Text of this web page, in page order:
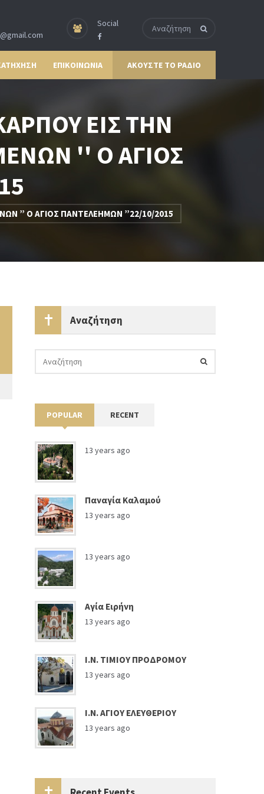
Social
ΕΠΙΚΟΙΝΩΝΙΑ ΑΚΟΥΣΤΕ ΤΟ ΡΑΔΙΟ
ΕΙΣ ΤΗΝ
'' Ο ΑΓΙΟΣ
” Ο ΑΓΙΟΣ ΠΑΝΤΕΛΕΗΜΩΝ ”22/10/2015
Αναζήτηση
POPULAR RECENT
13 years ago
Παναγία Καλαμού
13 years ago
13 years ago
Αγία Ειρήνη
13 years ago
Ι.Ν. ΤΙΜΙΟΥ ΠΡΟΔΡΟΜΟΥ
13 years ago
Ι.Ν. ΑΓΙΟΥ ΕΛΕΥΘΕΡΙΟΥ
13 years ago